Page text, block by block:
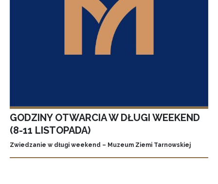
GODZINY OTWARCIA W DŁUGI WEEKEND
(8-11 LISTOPADA)
Zwiedzanie w długi weekend – Muzeum Ziemi Tarnowskiej